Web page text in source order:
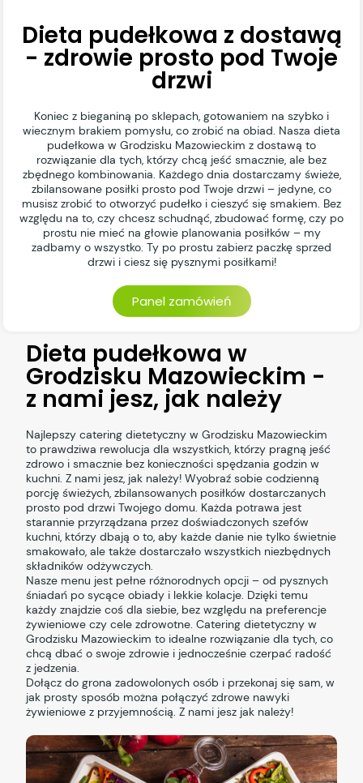
Dieta pudełkowa z dostawą
- zdrowie prosto pod Twoje
drzwi
Koniec z bieganiną po sklepach, gotowaniem na szybko i
wiecznym brakiem pomysłu, co zrobić na obiad. Nasza dieta
pudełkowa w Grodzisku Mazowieckim z dostawą to
rozwiązanie dla tych, którzy chcą jeść smacznie, ale bez
zbędnego kombinowania. Każdego dnia dostarczamy świeże,
zbilansowane posiłki prosto pod Twoje drzwi – jedyne, co
musisz zrobić to otworzyć pudełko i cieszyć się smakiem. Bez
względu na to, czy chcesz schudnąć, zbudować formę, czy po
prostu nie mieć na głowie planowania posiłków – my
zadbamy o wszystko. Ty po prostu zabierz paczkę sprzed
drzwi i ciesz się pysznymi posiłkami!
Panel zamówień
Dieta pudełkowa w
Grodzisku Mazowieckim -
z nami jesz, jak należy
Najlepszy catering dietetyczny w Grodzisku Mazowieckim
to prawdziwa rewolucja dla wszystkich, którzy pragną jeść
zdrowo i smacznie bez konieczności spędzania godzin w
kuchni. Z nami jesz, jak należy! Wyobraź sobie codzienną
porcję świeżych, zbilansowanych posiłków dostarczanych
prosto pod drzwi Twojego domu. Każda potrawa jest
starannie przyrządzana przez doświadczonych szefów
kuchni, którzy dbają o to, aby każde danie nie tylko świetnie
smakowało, ale także dostarczało wszystkich niezbędnych
składników odżywczych.
Nasze menu jest pełne różnorodnych opcji – od pysznych
śniadań po sycące obiady i lekkie kolacje. Dzięki temu
każdy znajdzie coś dla siebie, bez względu na preferencje
żywieniowe czy cele zdrowotne. Catering dietetyczny w
Grodzisku Mazowieckim to idealne rozwiązanie dla tych, co
chcą dbać o swoje zdrowie i jednocześnie czerpać radość
z jedzenia.
Dołącz do grona zadowolonych osób i przekonaj się sam, w
jak prosty sposób można połączyć zdrowe nawyki
żywieniowe z przyjemnością. Z nami jesz jak należy!